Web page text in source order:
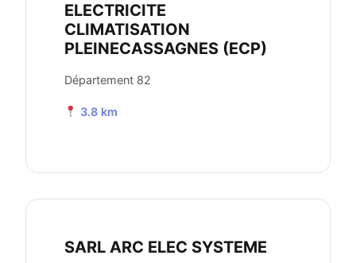
ELECTRICITE
CLIMATISATION
PLEINECASSAGNES (ECP)
Département 82
3.8 km
SARL ARC ELEC SYSTEME